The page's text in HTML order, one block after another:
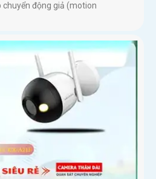
động giả (motion